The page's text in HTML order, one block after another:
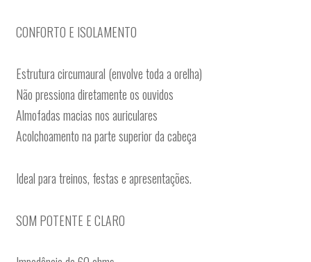
CONFORTO E ISOLAMENTO
Estrutura circumaural (envolve toda a orelha)
Não pressiona diretamente os ouvidos
Almofadas macias nos auriculares
Acolchoamento na parte superior da cabeça
Ideal para treinos, festas e apresentações.
SOM POTENTE E CLARO